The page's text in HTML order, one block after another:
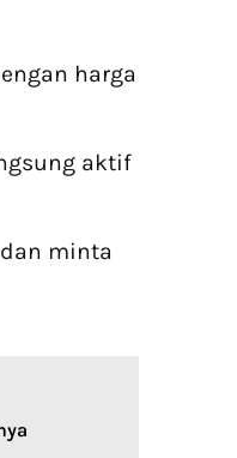
harga
aktif
minta